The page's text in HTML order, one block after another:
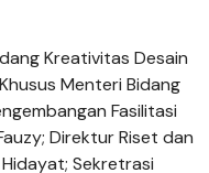
Kreativitas Desain
Menteri Bidang
Fasilitasi
Direktur Riset dan
Sekretrasi